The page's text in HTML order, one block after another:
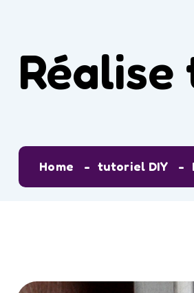
Home tutoriel DIY